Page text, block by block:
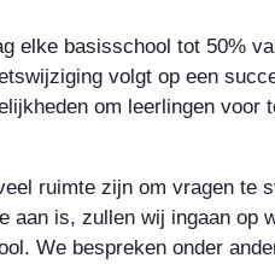
elke basisschool tot 50%
volgt op een
om leerlingen voor
ruimte zijn om vragen te
aan is, zullen wij ingaan op
We bespreken onder